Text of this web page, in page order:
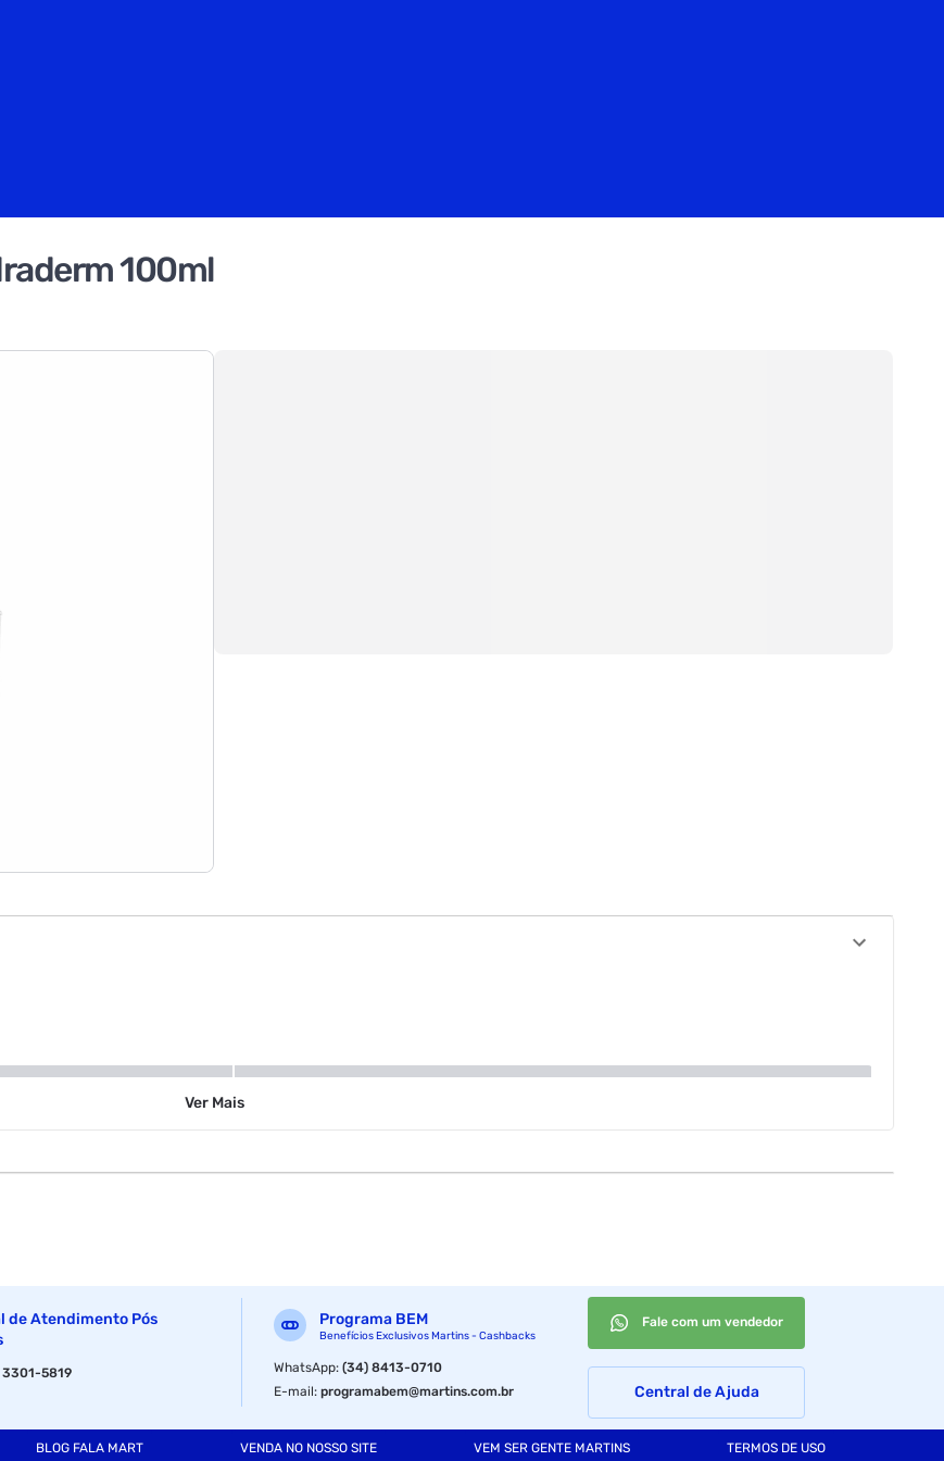
100ml
Ver Mais
de Atendimento Pós
3301-5819
Programa BEM
Benefícios Exclusivos Martins - Cashbacks
WhatsApp:(34) 8413-0710
E-mail:programabem@martins.com.br
Fale com um vendedor
Central de Ajuda
BLOG FALA MART VENDA NO NOSSO SITE VEM SER GENTE MARTINS TERMOS DE USO